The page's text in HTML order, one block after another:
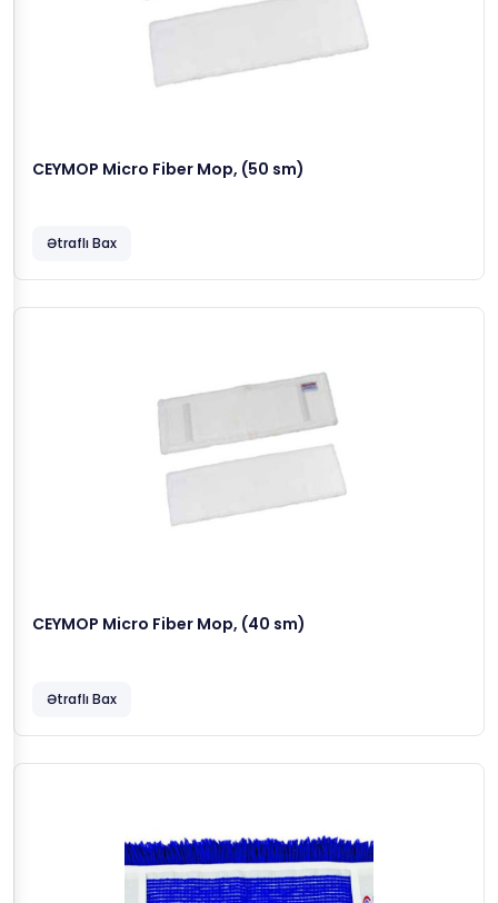
CEYMOP Micro Fiber Mop, (50 sm)
Ətraflı Bax
CEYMOP Micro Fiber Mop, (40 sm)
Ətraflı Bax